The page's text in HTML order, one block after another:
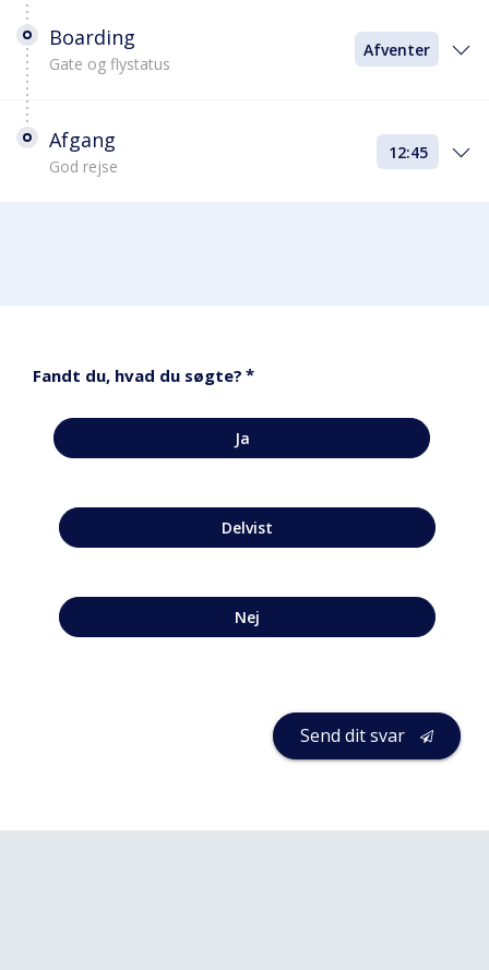
Boarding
Gate og flystatus
Afventer
Afgang
God rejse
12:45
Fandt du, hvad du søgte? *
Ja
Delvist
Nej
Send dit svar